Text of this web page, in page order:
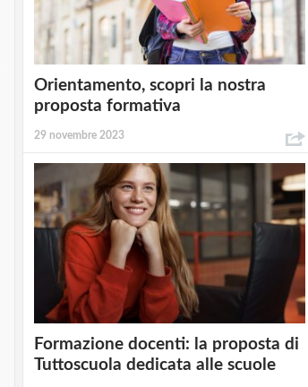
Orientamento, scopri la nostra
proposta formativa
29 novembre 2023
Formazione docenti: la proposta di
Tuttoscuola dedicata alle scuole